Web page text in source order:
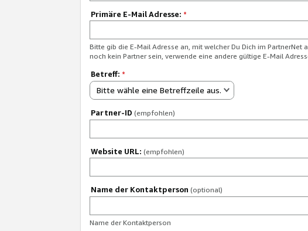
Primäre E-Mail Adresse: *
Bitte gib die E-Mail Adresse an, mit welcher Du Dich im PartnerNet
noch kein Partner sein, verwende eine andere gültige E-Mail
Betreff: *
Bitte wähle eine Betreffzeile aus.
Partner-ID (empfohlen)
Website URL: (empfohlen)
Name der Kontaktperson (optional)
Name der Kontaktperson